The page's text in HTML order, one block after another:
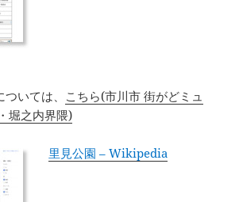
いては、 こちら(市川市 街がどミュ
堀之内界隈)
里見公園 – Wikipedia